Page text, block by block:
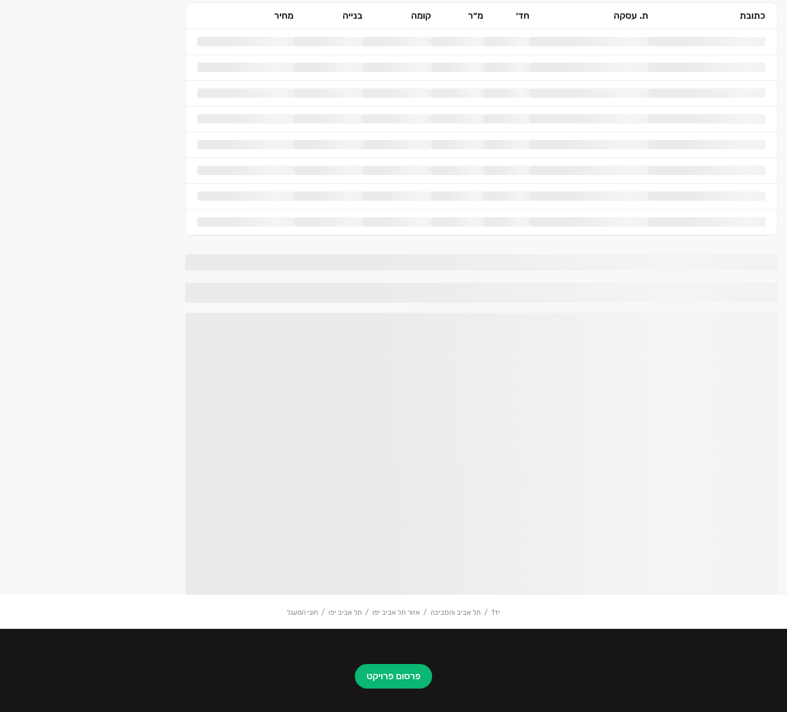
כתובת ת. עסקה חד׳ מ״ר קומה בנייה מחיר
יד1 תל אביב והסביבה אזור תל אביב יפו תל אביב יפו חוני המעגל
פרסום פרויקט